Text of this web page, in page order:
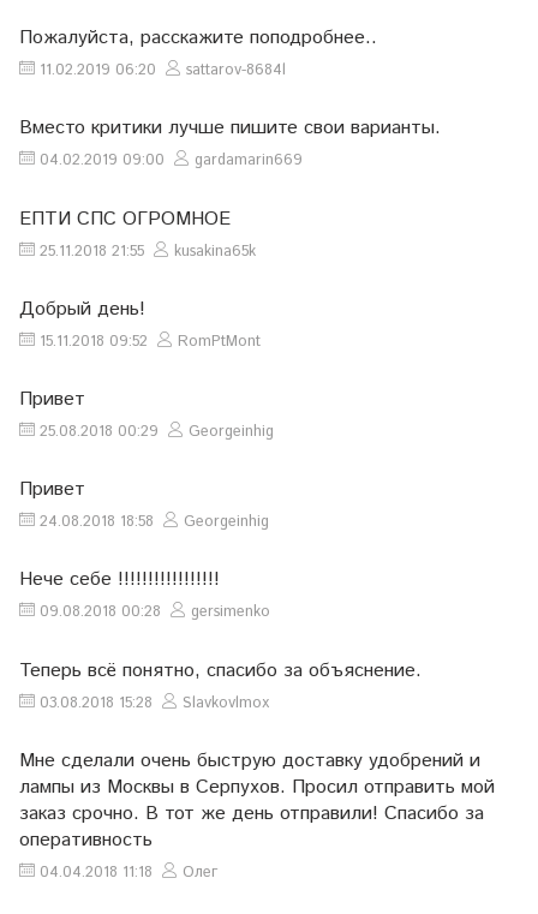
Пожалуйста, расскажите поподробнее..
11.02.2019 06:20 sattarov-8684l
Вместо критики лучше пишите свои варианты.
04.02.2019 09:00 gardamarin669
ЕПТИ СПС ОГРОМНОЕ
25.11.2018 21:55 kusakina65k
Добрый день!
15.11.2018 09:52 RomPtMont
Привет
25.08.2018 00:29 Georgeinhig
Привет
24.08.2018 18:58 Georgeinhig
Нече себе !!!!!!!!!!!!!!!!!
09.08.2018 00:28 gersimenko
Теперь всё понятно, спасибо за объяснение.
03.08.2018 15:28 Slavkovlmox
Мне сделали очень быструю доставку удобрений и
лампы из Москвы в Серпухов. Просил отправить мой
заказ срочно. В тот же день отправили! Спасибо за
оперативность
04.04.2018 11:18 Олег